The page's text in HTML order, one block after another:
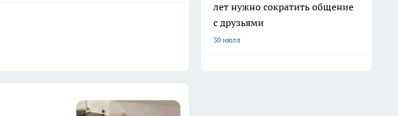
лет нужно сократить общение
с друзьями
30 июля